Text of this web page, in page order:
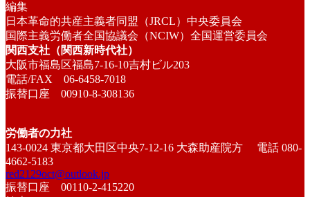
編集
日本革命的共産主義者同盟（JRCL）中央委員会
国際主義労働者全国協議会（NCIW）全国運営委員会
関西支社（関西新時代社）
大阪市福島区福島7-16-10吉村ビル203
電話/FAX 06-6458-7018
振替口座 00910-8-308136
労働者の力社
143-0024 東京都大田区中央7-12-16 大森助産院方 電話 080-
4662-5183
red2129oct@outlook.jp
振替口座 00110-2-415220